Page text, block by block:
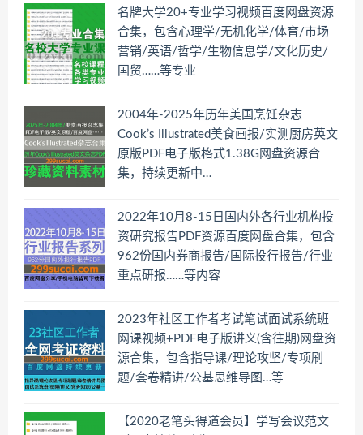
名牌大学20+专业学习视频百度网盘资源
合集，包含心理学/无机化学/体育/市场
营销/英语/哲学/生物信息学/文化历史/
国贸……等专业
2004年-2025年历年美国烹饪杂志
Cook’s Illustrated美食画报/实测厨房英文
原版PDF电子版格式1.38G网盘资源合
集，持续更新中…
2022年10月8-15日国内外各行业机构投
资研究报告PDF资源百度网盘合集，包含
962份国内券商报告/国际投行报告/行业
重点研报……等内容
2023年社区工作者考试笔试面试系统班
网课视频+PDF电子版讲义(含往期)网盘资
源合集，包含指导课/理论攻坚/专项刷
题/套卷精讲/公基思维导图…等
【2020老笔头得道会员】学写会议范文